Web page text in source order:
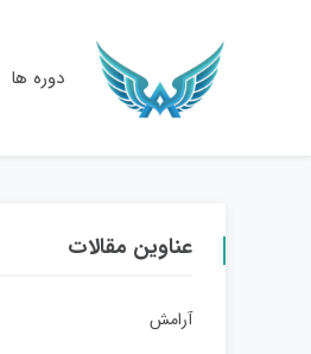
دوره ها
عناوین مقالات
آرامش